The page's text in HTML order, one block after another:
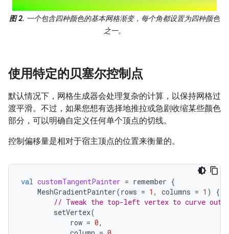
图 2. 一个包含四种颜色的基本网格渐变，每个角都设置为四种颜色
之一。
使用特定的贝塞尔控制点
默认情况下，网格生成器会处理复杂的计算，以保持网格过
渡平滑。不过，如果您想有选择地推拉或急剧收缩某些颜色
部分，可以明确自定义任何单个顶点的切线。
控制偏移量是相对于宿主顶点的位置来衡量的。
val customTangentPainter = remember {
MeshGradientPainter(rows = 1 , columns = 1 )
{
// Tweak the top-left vertex to curve
setVertex(
row = 0,